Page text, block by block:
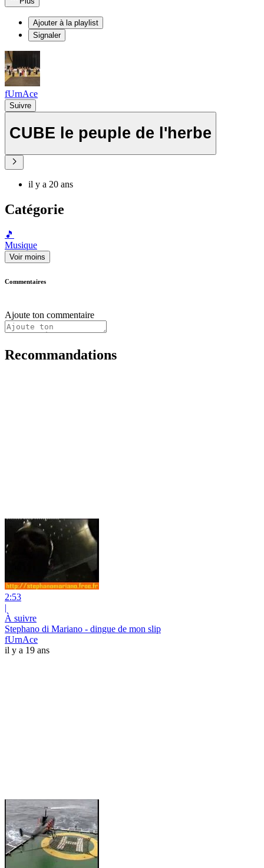
Ajouter à la playlist
Signaler
fUrnAce
Suivre
CUBE le peuple de l'herbe
il y a 20 ans
Catégorie
🎵
Musique
Voir moins
Commentaires
Ajoute ton commentaire
Recommandations
2:53
|
À suivre
Stephano di Mariano - dingue de mon slip
fUrnAce
il y a 19 ans